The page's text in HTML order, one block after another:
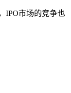
IPO市场的竞争也